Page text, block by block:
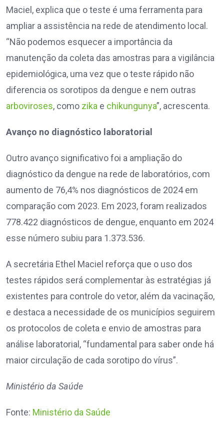
Maciel, explica que o teste é uma ferramenta para
ampliar a assistência na rede de atendimento local.
“Não podemos esquecer a importância da
manutenção da coleta das amostras para a vigilância
epidemiológica, uma vez que o teste rápido não
diferencia os sorotipos da dengue e nem outras
arboviroses, como zika e chikungunya”, acrescenta.
Avanço no diagnóstico laboratorial
Outro avanço significativo foi a ampliação do
diagnóstico da dengue na rede de laboratórios, com
aumento de 76,4% nos diagnósticos de 2024 em
comparação com 2023. Em 2023, foram realizados
778.422 diagnósticos de dengue, enquanto em 2024
esse número subiu para 1.373.536.
A secretária Ethel Maciel reforça que o uso dos
testes rápidos será complementar às estratégias já
existentes para controle do vetor, além da vacinação,
e destaca a necessidade de os municípios seguirem
os protocolos de coleta e envio de amostras para
análise laboratorial, “fundamental para saber onde há
maior circulação de cada sorotipo do vírus”.
Ministério da Saúde
Fonte: Ministério da Saúde